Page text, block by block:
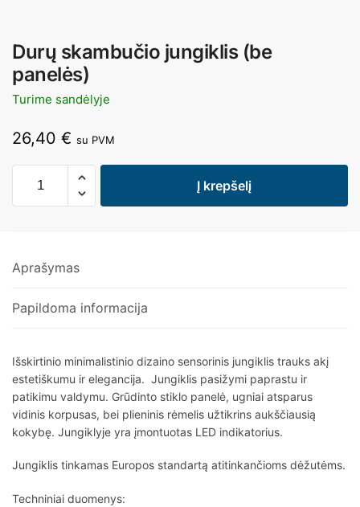
Durų skambučio jungiklis (be
panelės)
Turime sandėlyje
26,40 € su PVM
Į krepšelį
Aprašymas
Papildoma informacija
Išskirtinio minimalistinio dizaino sensorinis jungiklis trauks akį
estetiškumu ir elegancija. Jungiklis pasižymi paprastu ir
patikimu valdymu. Grūdinto stiklo panelė, ugniai atsparus
vidinis korpusas, bei plieninis rėmelis užtikrins aukščiausią
kokybę. Jungiklyje yra įmontuotas LED indikatorius.
Jungiklis tinkamas Europos standartą atitinkančioms dėžutėms.
Techniniai duomenys: